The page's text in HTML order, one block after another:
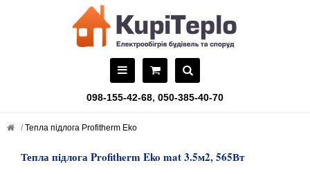
098-155-42-68, 050-385-40-70
Тепла підлога Profitherm Eko
Тепла підлога Profitherm Eko mat 3.5м2, 565Вт